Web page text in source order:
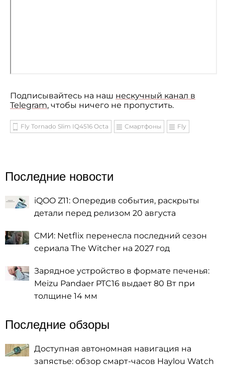
Подписывайтесь на наш нескучный канал в
Telegram, чтобы ничего не пропустить.
Fly Tornado Slim IQ4516 Octa Смартфоны Fly
Последние новости
iQOO Z11: Опередив события, раскрыты
детали перед релизом 20 августа
СМИ: Netflix перенесла последний сезон
сериала The Witcher на 2027 год
Зарядное устройство в формате печенья:
Meizu Pandaer PTC16 выдает 80 Вт при
толщине 14 мм
Последние обзоры
Доступная автономная навигация на
запястье: обзор смарт-часов Haylou Watch